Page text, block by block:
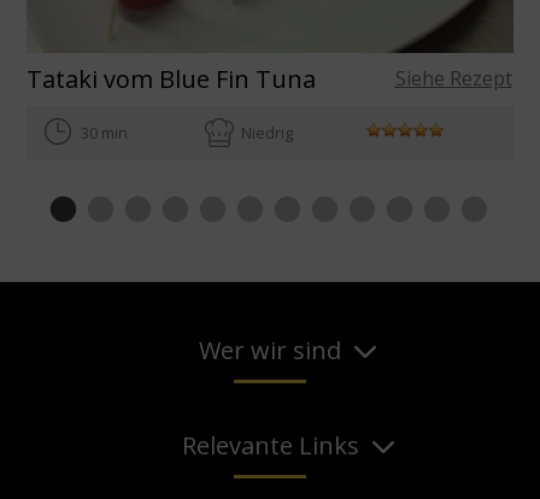
Tataki vom Blue Fin Tuna Siehe Rezept
30 min Niedrig
Wer wir sind
Relevante Links